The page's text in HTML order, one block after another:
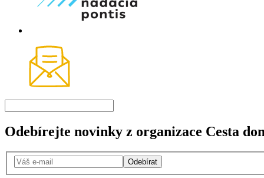
Odebírejte novinky z organizace Cesta
Odebírat